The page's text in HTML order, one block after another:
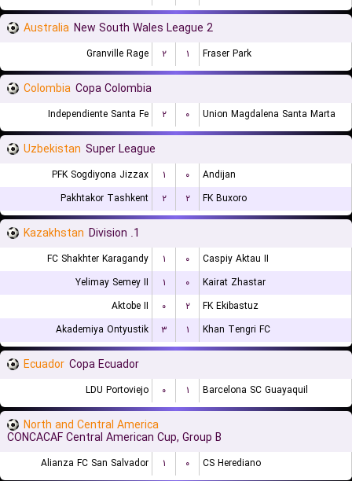
Australia New South Wales League 2
Granville Rage ۲ ۱ Fraser Park
Colombia Copa Colombia
Independiente Santa Fe ۲ ۰ Union Magdalena Santa Marta
Uzbekistan Super League
PFK Sogdiyona Jizzax ۱ ۰
Andijan
Pakhtakor Tashkent
۲ ۲ FK Buxoro
Kazakhstan 1. Division
FC Shakhter Karagandy ۱ ۰
Caspiy Aktau II
Yelimay Semey II
۱ ۰
Kairat Zhastar
Aktobe II
۰ ۲
FK Ekibastuz
Akademiya Ontyustik
۳ ۱ Khan Tengri FC
Ecuador Copa Ecuador
LDU Portoviejo ۰ ۱ Barcelona SC Guayaquil
North and Central America
CONCACAF Central American Cup, Group B
Alianza FC San Salvador ۱ ۰ CS Herediano